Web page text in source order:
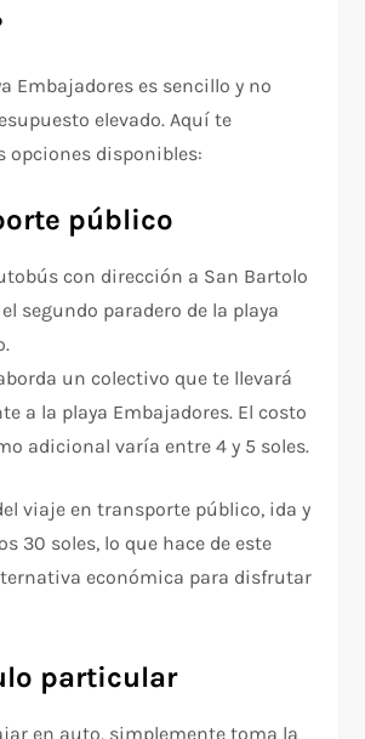
Embajadores es sencillo y no
elevado. Aquí te
opciones disponibles:
público
con dirección a San Bartolo
segundo paradero de la playa
un colectivo que te llevará
a la playa Embajadores. El costo
adicional varía entre 4 y 5 soles.
viaje en transporte público, ida y
30 soles, lo que hace de este
económica para disfrutar
particular
en auto, simplemente toma la